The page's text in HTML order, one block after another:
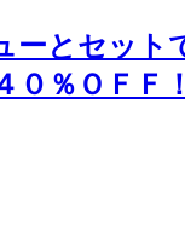
ーとセット
０％ＯＦＦ！